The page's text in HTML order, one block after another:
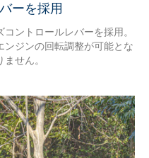
ーを採用
ントロールレバーを採用。
ンジンの回転調整が可能とな
せん。